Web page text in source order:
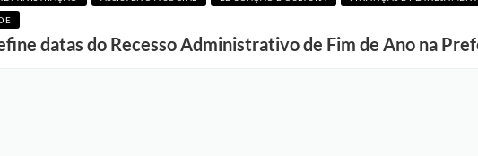
datas do Recesso Administrativo de Fim de Ano na